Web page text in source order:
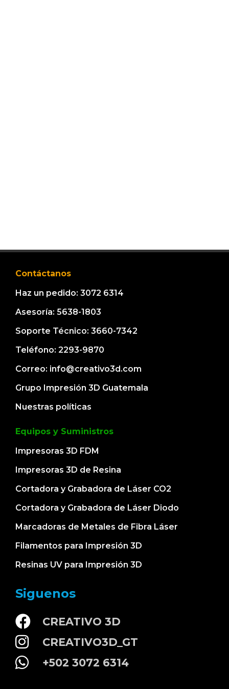
Contáctanos
Haz un pedido: 3072 6314
Asesoría: 5638-1803
Soporte Técnico: 3660-7342
Teléfono: 2293-9870
Correo: info@creativo3d.com
Grupo Impresión 3D Guatemala
Nuestras políticas
Equipos y Suministros
Impresoras 3D FDM
Impresoras 3D de Resina
Cortadora y Grabadora de Láser CO2
Cortadora y Grabadora de Láser Diodo
Marcadoras de Metales de Fibra Láser
Filamentos para Impresión 3D
Resinas UV para Impresión 3D
Siguenos
CREATIVO 3D
CREATIVO3D_GT
+502 3072 6314